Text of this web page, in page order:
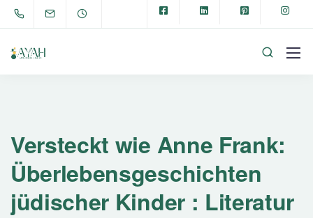
Versteckt wie Anne Frank:
Überlebensgeschichten
jüdischer Kinder : Literatur